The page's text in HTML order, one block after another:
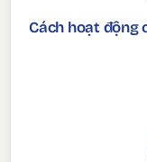
Cách hoạt động